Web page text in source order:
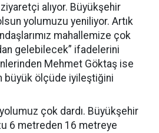
alıyor. Büyükşehir
yolumuzu yeniliyor. Artık
mahallemize çok
gelebilecek” ifadelerini
Mehmet Göktaş ise
büyük ölçüde iyileştiğini
çok dardı. Büyükşehir
6 metreden 16 metreye